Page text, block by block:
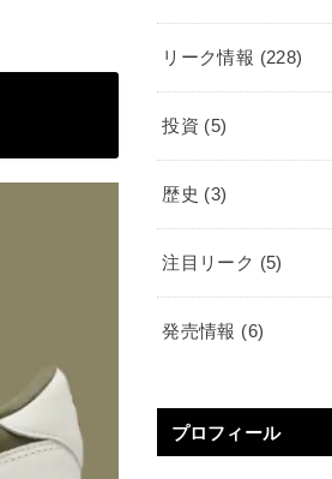
リーク情報 (228)
投資 (5)
歴史 (3)
注目リーク (5)
発売情報 (6)
プロフィール